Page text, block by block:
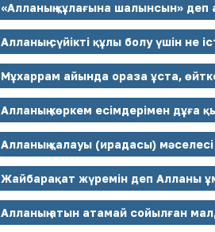
«Алланың құлағына шалынсын»
Алланың сүйікті құлы болу үшін не
Мұхаррам айында ораза ұста,
Алланың көркем есімдерімен дұға
Алланың қалауы (ирадасы) мәселесі
Жайбарақат жүремін деп Алланы
Алланың атын атамай сойылған